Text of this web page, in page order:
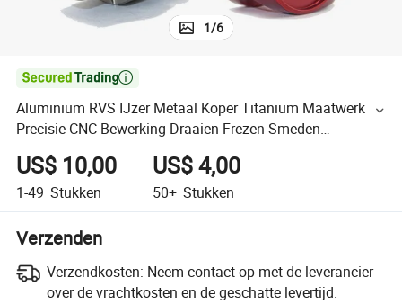
1/6

Aluminium RVS IJzer Metaal Koper Titanium Maatwerk
Precisie CNC Bewerking Draaien Frezen Smeden
Prototyping Gieten Tandwiel Auto Fiets Reserveonderdeel
US$ 10,00
1-49 Stukken
US$ 4,00
50+ Stukken
Verzenden
Verzendkosten: Neem contact op met de leverancier
over de vrachtkosten en de geschatte levertijd.